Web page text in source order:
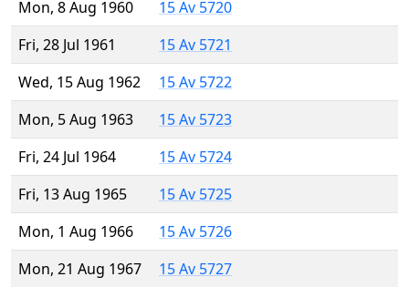
Mon, 8 Aug 1960
15 Av 5720
Fri, 28 Jul 1961
15 Av 5721
Wed, 15 Aug 1962
15 Av 5722
Mon, 5 Aug 1963
15 Av 5723
Fri, 24 Jul 1964
15 Av 5724
Fri, 13 Aug 1965
15 Av 5725
Mon, 1 Aug 1966
15 Av 5726
Mon, 21 Aug 1967
15 Av 5727